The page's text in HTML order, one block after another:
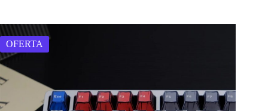
OFERTA